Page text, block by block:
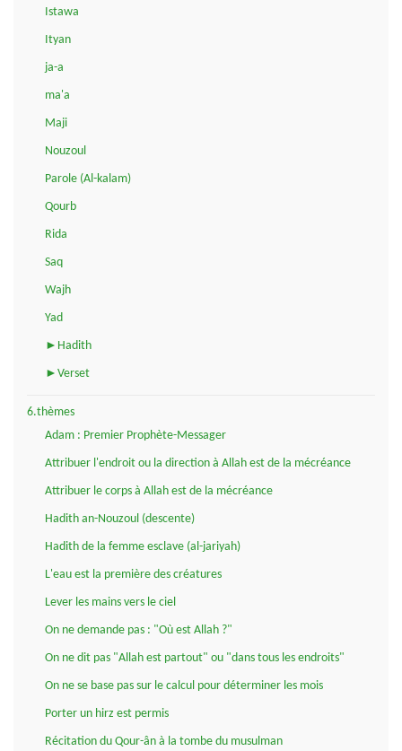
Istawa
Ityan
ja-a
ma'a
Maji
Nouzoul
Parole (Al-kalam)
Qourb
Rida
Saq
Wajh
Yad
►Hadith
►Verset
6.thèmes
Adam : Premier Prophète-Messager
Attribuer l'endroit ou la direction à Allah est de la mécréance
Attribuer le corps à Allah est de la mécréance
Hadith an-Nouzoul (descente)
Hadith de la femme esclave (al-jariyah)
L'eau est la première des créatures
Lever les mains vers le ciel
On ne demande pas : "Où est Allah ?"
On ne dit pas "Allah est partout" ou "dans tous les endroits"
On ne se base pas sur le calcul pour déterminer les mois
Porter un hirz est permis
Récitation du Qour-ân à la tombe du musulman